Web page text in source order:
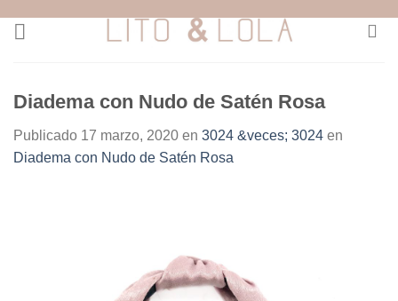
Diadema con Nudo de Satén Rosa
Publicado 17 marzo, 2020 en 3024 &veces; 3024 en
Diadema con Nudo de Satén Rosa